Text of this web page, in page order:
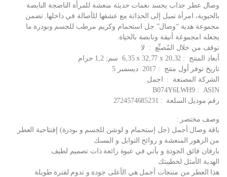
وصال عطر جذاب يجسد نغمات حديثة منعشة للمرأة الناضجة النابضة
بالحيوية، امرأة تميل إلى الحداثة مع عشقها للأصالة في داخلها. تضمن
مجموعة هدية “وصال” جل استحمام وكريم مرطب للجسم وبودرة ما
يجعله امجموعة أنيقة ونابضة بالحياة.
توقف من خلال المُصنِّع ‏ : ‎ لا
أبعاد المنتج ‏ : ‎ 6,35 x 32,77 x 20,32 سم; 1,2 جرام
تاريخ توفر أول منتج ‏ : ‎ 2017 ديسمبر 5
الشركة المصنعة ‏ : ‎ اجمل
ASIN ‏ : ‎ B074Y6LWH9
رقم موديل السلعة ‏ : ‎ 2724574685231
وصف مختصر :
باقة وصال أجمل (جل إستحمام و لوشن للجسم و بودرة) إفتتاحية العطر
من الزهور المنعشة و روائح التوابل و المسك
بارفان فائق الجودة و يأتي في عبوة رائعة ذات تصميم لطيف
الهدية الأمثل لخطيبتك
هذا العطر من منتجات أجمل هي الأعلى جودة و تدوم لفترة طويلة